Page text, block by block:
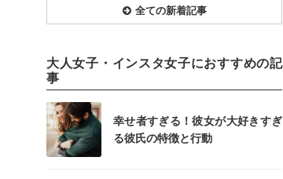
全ての新着記事
大人女子・インスタ女子におすすめの記
事
幸せ者すぎる！彼女が大好きすぎ
る彼氏の特徴と行動